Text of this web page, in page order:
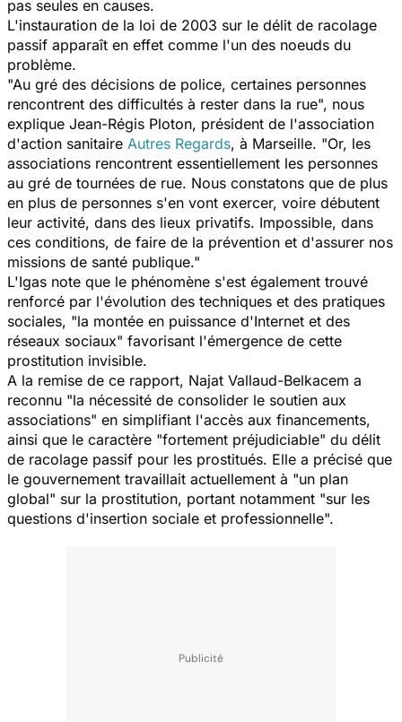
pas seules en causes.
L'instauration de la loi de 2003 sur le délit de racolage
passif apparaît en effet comme l'un des noeuds du
problème.
"Au gré des décisions de police, certaines personnes
rencontrent des difficultés à rester dans la rue", nous
explique Jean-Régis Ploton, président de l'association
d'action sanitaire Autres Regards, à Marseille. "Or, les
associations rencontrent essentiellement les personnes
au gré de tournées de rue. Nous constatons que de plus
en plus de personnes s'en vont exercer, voire débutent
leur activité, dans des lieux privatifs. Impossible, dans
ces conditions, de faire de la prévention et d'assurer nos
missions de santé publique."
L'Igas note que le phénomène s'est également trouvé
renforcé par l'évolution des techniques et des pratiques
sociales, "la montée en puissance d'Internet et des
réseaux sociaux" favorisant l'émergence de cette
prostitution invisible.
A la remise de ce rapport, Najat Vallaud-Belkacem a
reconnu "la nécessité de consolider le soutien aux
associations" en simplifiant l'accès aux financements,
ainsi que le caractère "fortement préjudiciable" du délit
de racolage passif pour les prostitués. Elle a précisé que
le gouvernement travaillait actuellement à "un plan
global" sur la prostitution, portant notamment "sur les
questions d'insertion sociale et professionnelle".